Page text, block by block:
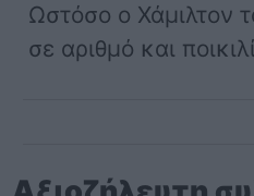
Ωστόσο ο Χάμιλτον
σε αριθμό και